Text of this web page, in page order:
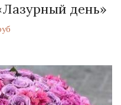
день»